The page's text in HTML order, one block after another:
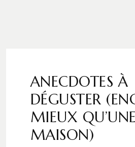
ANECDOTES À
DÉGUSTER
MIEUX
MAISON)